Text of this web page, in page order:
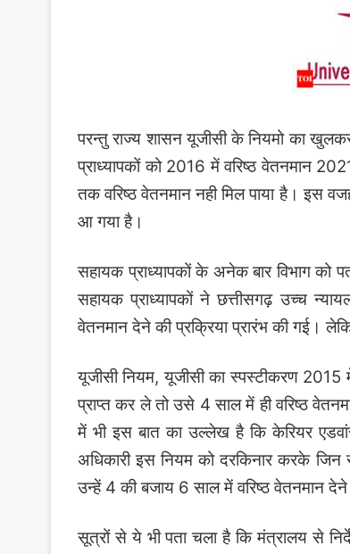
परन्तु राज्य शासन यूजीसी के नियमो का
प्राध्यापकों को 2016 में वरिष्ठ वेतनमान
तक वरिष्ठ वेतनमान नही मिल पाया है। इस
आ गया है।
सहायक प्राध्यापकों के अनेक बार विभाग को
सहायक प्राध्यापकों ने छत्तीसगढ़ उच्च
वेतनमान देने की प्रक्रिया प्रारंभ की गई।
यूजीसी नियम, यूजीसी का स्पस्टीकरण
प्राप्त कर ले तो उसे 4 साल में ही वरिष्ठ
में भी इस बात का उल्लेख है कि केरियर
अधिकारी इस नियम को दरकिनार करके
उन्हें 4 की बजाय 6 साल में वरिष्ठ वेतनमान
सूत्रों से ये भी पता चला है कि मंत्रालय से